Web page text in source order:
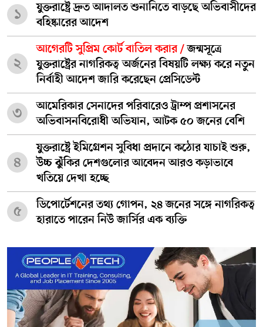
১
যুক্তরাষ্ট্রে দ্রুত আদালত শুনানিতে বাড়ছে অভিবাসীদের
বহিষ্কারের আদেশ
২
আগেরটি সুপ্রিম কোর্ট বাতিল করার /জন্মসূত্রে
যুক্তরাষ্ট্রের নাগরিকত্ব অর্জনের বিষয়টি লক্ষ্য করে নতুন
নির্বাহী আদেশ জারি করেছেন প্রেসিডেন্ট
৩
আমেরিকার সেনাদের পরিবারেও ট্রাম্প প্রশাসনের
অভিবাসনবিরোধী অভিযান, আটক ৫০ জনের বেশি
৪
যুক্তরাষ্ট্রে ইমিগ্রেশন সুবিধা প্রদানে কঠোর যাচাই শুরু,
উচ্চ ঝুঁকির দেশগুলোর আবেদন আরও কড়াভাবে
খতিয়ে দেখা হচ্ছে
৫
ডিপোর্টেশনের তথ্য গোপন, ২৪ জনের সঙ্গে নাগরিকত্ব
হারাতে পারেন নিউ জার্সির এক ব্যক্তি